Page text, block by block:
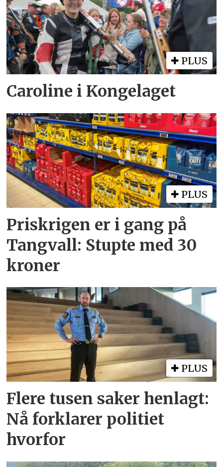
PLUS
Caroline i Kongelaget
PLUS
Priskrigen er i gang på
Tangvall: Stupte med 30
kroner
PLUS
Flere tusen saker henlagt:
Nå forklarer politiet
hvorfor